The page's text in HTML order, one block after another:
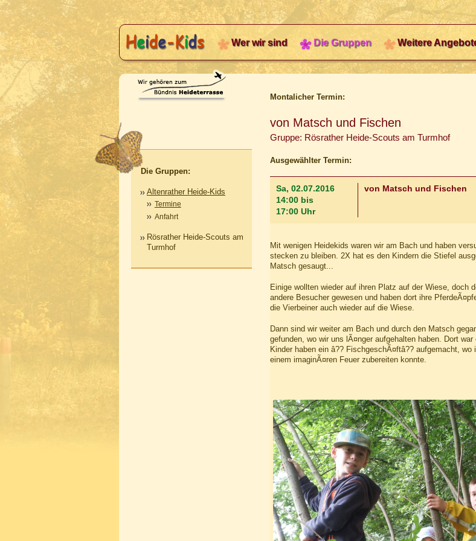
Wer wir sind Die Gruppen Weitere
Die Gruppen:
Altenrather Heide-Kids
Termine
Anfahrt
Rösrather Heide-Scouts am
Turmhof
Montalicher Termin:
von Matsch und Fischen
Gruppe: Rösrather Heide-Scouts am Turmhof
Ausgewählter Termin:
Sa, 02.07.2016
14:00 bis
17:00 Uhr
von Matsch und Fischen
Mit wenigen Heidekids waren wir am Bach und haben
stecken zu bleiben. 2X hat es den Kindern die Stiefel
Matsch gesaugt...
Einige wollten wieder auf ihren Platz auf der Wiese, doch
andere Besucher gewesen und haben dort ihre
die Vierbeiner auch wieder auf die Wiese.
Dann sind wir weiter am Bach und durch den Matsch
gefunden, wo wir uns lÃ¤nger aufgehalten haben. Dort
Kinder haben ein â?? FischgeschÃ¤ftâ?? aufgemacht,
einem imaginÃ¤ren Feuer zubereiten konnte.